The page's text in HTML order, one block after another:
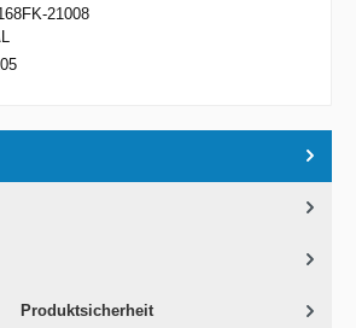
21008
Produktsicherheit